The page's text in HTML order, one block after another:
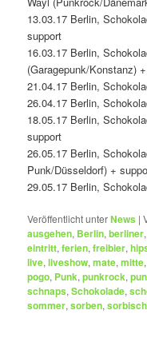
13.03.17 Berlin,
support
16.03.17 Berlin,
(Garagepunk/Konstanz)
21.04.17 Berlin,
26.04.17 Berlin,
18.05.17 Berlin,
support
26.05.17 Berlin,
Punk/Düsseldorf) +
29.05.17 Berlin,
Veröffentlicht unterNews |
ausgehen, Berlin,berliner
eintritt,ferien,freibier,
live,liveshow,mate,mitte
pogo, Punk,punkrock,
schnaps,Schokolade,
sommer,sorben,sorbisch